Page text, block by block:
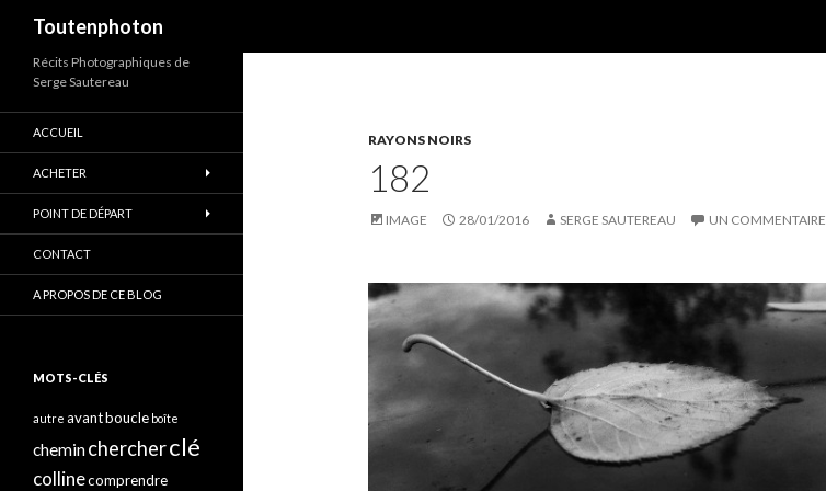
Toutenphoton
RAYONS NOIRS
182
IMAGE 28/01/2016 SERGE SAUTEREAU UN COMMENTAIRE
Récits Photographiques de
Serge Sautereau
ACCUEIL
ACHETER
POINT DE DÉPART
CONTACT
A PROPOS DE CE BLOG
MOTS-CLÉS
autre avantboucle boîte
cheminchercherclé
collinecomprendre